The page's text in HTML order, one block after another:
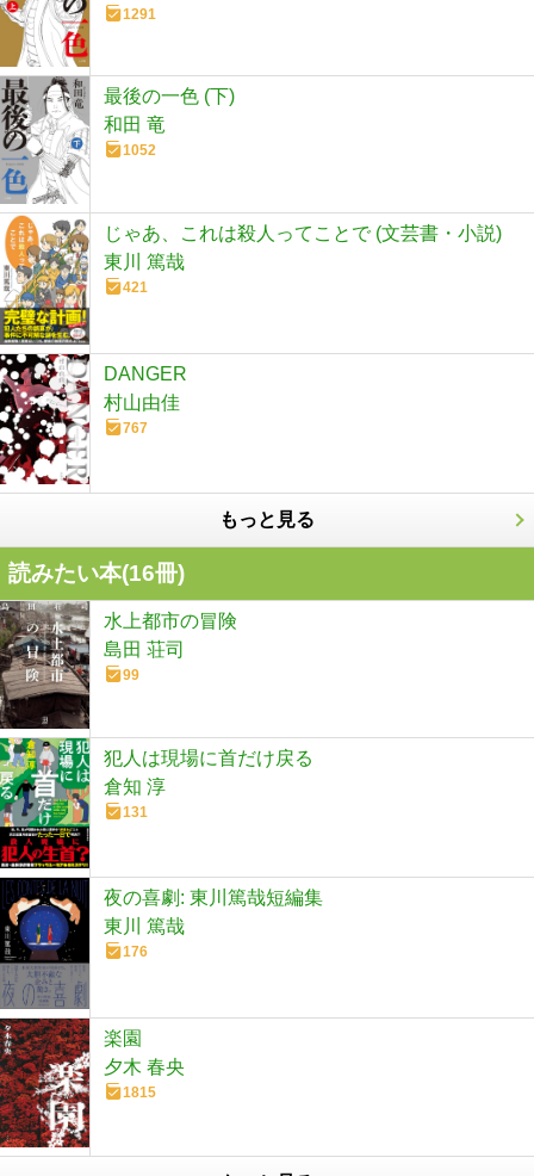
1291
最後の一色 (下)
和田 竜
1052
じゃあ、これは殺人ってことで (文芸書・小説)
東川 篤哉
421
DANGER
村山由佳
767
もっと見る
読みたい本(16冊)
水上都市の冒険
島田 荘司
99
犯人は現場に首だけ戻る
倉知 淳
131
夜の喜劇: 東川篤哉短編集
東川 篤哉
176
楽園
夕木 春央
1815